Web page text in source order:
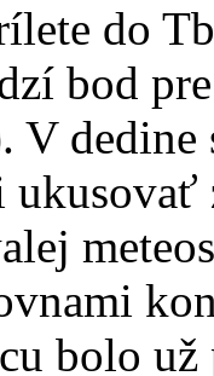
do
bod
V
bolo